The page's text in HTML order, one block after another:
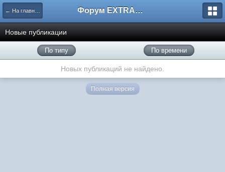
← На главную Форум EXTRACTOR.ru
Новые публикации
По типу По времени
Новых публикаций не найдено.
Полная версия